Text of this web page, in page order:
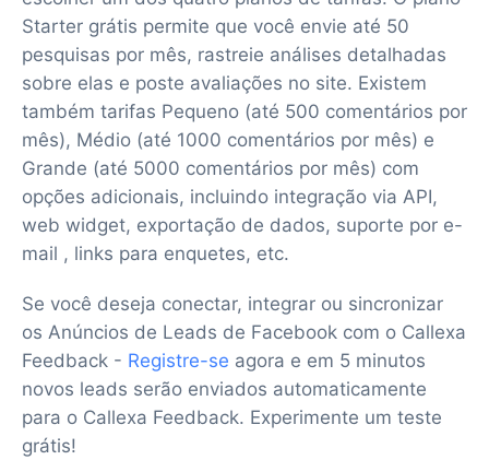
Starter grátis permite que você envie até 50
pesquisas por mês, rastreie análises detalhadas
sobre elas e poste avaliações no site. Existem
também tarifas Pequeno (até 500 comentários por
mês), Médio (até 1000 comentários por mês) e
Grande (até 5000 comentários por mês) com
opções adicionais, incluindo integração via API,
web widget, exportação de dados, suporte por e-
mail , links para enquetes, etc.
Se você deseja conectar, integrar ou sincronizar
os Anúncios de Leads de Facebook com o Callexa
Feedback - Registre-se agora e em 5 minutos
novos leads serão enviados automaticamente
para o Callexa Feedback. Experimente um teste
grátis!